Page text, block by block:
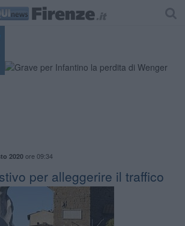
2020ore 09:34
per alleggerire il traffico